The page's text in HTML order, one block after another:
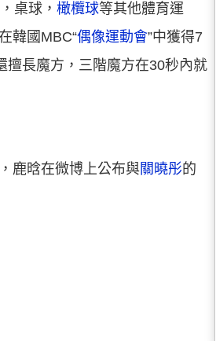
桌球， 橄欖球等其他體育運
韓國MBC“偶像運動會”中獲得7
擅長魔方，三階魔方在30秒內就
鹿晗在微博上公布與關曉彤的